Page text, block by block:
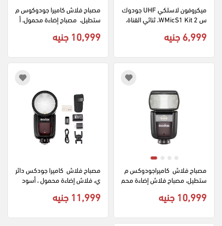
ميكروفون لاسلكي UHF جودوك
بث والتصوير، لون أسود
6,999 جنيه
مصباح فلاش كاميرا جودوكوس م
ستطيل،  مصباح إضاءة محمول، أ
10,999 جنيه
مصباح فلاش  كاميراجودوكس م
ستطيل، مصباح فلاش إضاءة محم
10,999 جنيه
مصباح فلاش  كاميرا جودكس دائر
11,999 جنيه